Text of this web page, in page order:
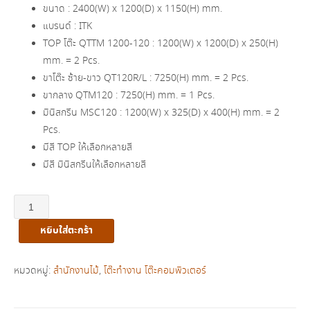
฿37,000.00.฿25,900.00.
ขนาด : 2400(W) x 1200(D) x 1150(H) mm.
แบรนด์ : ITK
TOP โต๊ะ QTTM 1200-120 : 1200(W) x 1200(D) x 250(H)
mm. = 2 Pcs.
ขาโต๊ะ ซ้าย-ขาว QT120R/L : 7250(H) mm. = 2 Pcs.
ขากลาง QTM120 : 7250(H) mm. = 1 Pcs.
มินิสกรีน MSC120 : 1200(W) x 325(D) x 400(H) mm. = 2
Pcs.
มีสี TOP ให้เลือกหลายสี
มีสี มินิสกรีนให้เลือกหลายสี
จำนวน
ชุด
4
หยิบใส่ตะกร้า
หมวดหมู่: สำนักงานไม้, โต๊ะทำงาน โต๊ะคอมพิวเตอร์